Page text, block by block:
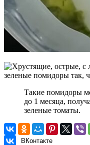
Такие помидоры
до 1 месяца,
зеленые томаты.
ВКонтакте